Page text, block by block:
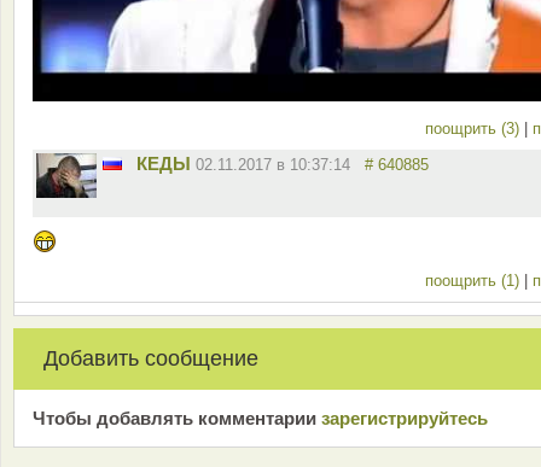
поощрить (3) |
КЕДЫ 02.11.2017 в 10:37:14 # 640885
поощрить (1) |
Добавить сообщение
Чтобы добавлять комментарии зарeгиcтрирyйтeсь